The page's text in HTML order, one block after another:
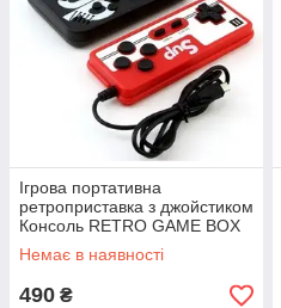
Ігрова портативна
ретроприставка з джойстиком
Консоль RETRO GAME BOX
на 2 гравці Ігри Денді SUP
DENDY
Немає в наявності
490 ₴